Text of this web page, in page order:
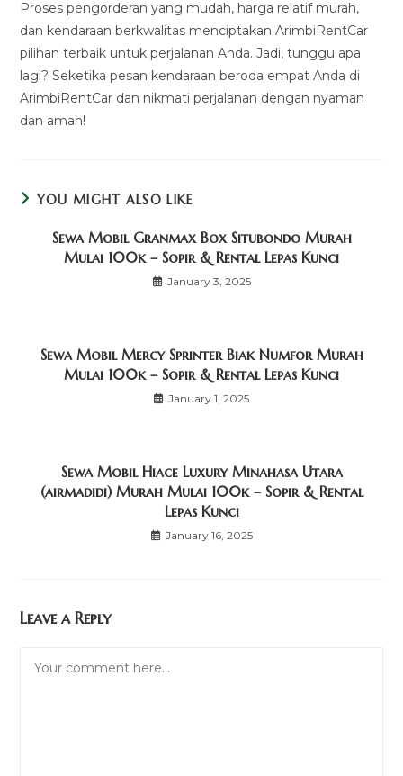
Proses pengorderan yang mudah, harga relatif murah,
dan kendaraan berkwalitas menciptakan ArimbiRentCar
pilihan terbaik untuk perjalanan Anda. Jadi, tunggu apa
lagi? Seketika pesan kendaraan beroda empat Anda di
ArimbiRentCar dan nikmati perjalanan dengan nyaman
dan aman!
YOU MIGHT ALSO LIKE
Sewa Mobil Granmax Box Situbondo Murah
Mulai 100k – Sopir & Rental Lepas Kunci
January 3, 2025
Sewa Mobil Mercy Sprinter Biak Numfor Murah
Mulai 100k – Sopir & Rental Lepas Kunci
January 1, 2025
Sewa Mobil Hiace Luxury Minahasa Utara
(airmadidi) Murah Mulai 100k – Sopir & Rental
Lepas Kunci
January 16, 2025
Leave a Reply